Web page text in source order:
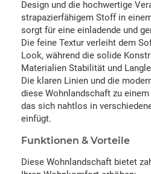
Design und die hochwertige
strapazierfähigem Stoff in
sorgt für eine einladende und
Die feine Textur verleiht dem
Look, während die solide
Materialien Stabilität und
Die klaren Linien und die
diese Wohnlandschaft zu
das sich nahtlos in
einfügt.
Funktionen & Vorteile
Diese Wohnlandschaft bietet